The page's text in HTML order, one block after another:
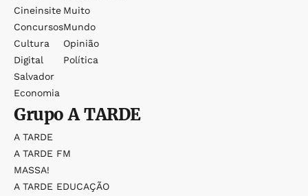
Cineinsite
Concursos
Cultura
Digital
Salvador
Economia
Muito
Mundo
Opinião
Política
GrupoA TARDE
A TARDE
A TARDE FM
MASSA!
A TARDE EDUCAÇÃO